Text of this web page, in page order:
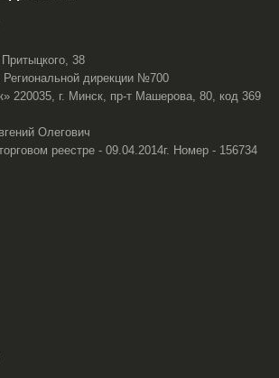
38
Региональной дирекции №700
220035, г. Минск, пр-т Машерова, 80, код 369
Олегович
реестре - 09.04.2014г. Номер - 156734